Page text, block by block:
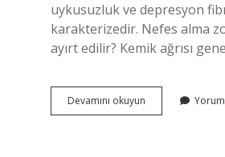
uykusuzluk ve depresyon
karakterizedir. Nefes alma
ayırt edilir? Kemik ağrısı
Devamını okuyun
Ağrısı